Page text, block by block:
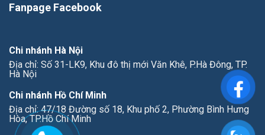
Fanpage Facebook
Chi nhánh Hà Nội
Địa chỉ: Số 31-LK9, Khu đô thị mới Văn Khê, P.Hà Đông, TP.
Hà Nội
Chi nhánh Hồ Chí Minh
Địa chỉ: 47/18 Đường số 18, Khu phố 2, Phường Bình Hưng
Hòa, TP.Hồ Chí Minh